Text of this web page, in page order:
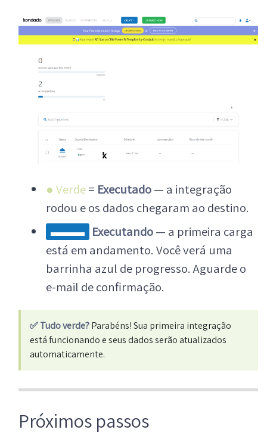
● Verde= Executado— a integração
rodou e os dados chegaram ao destino.
▬▬▬ Executando— a primeira carga
está em andamento. Você verá uma
barrinha azul de progresso. Aguarde o
e-mail de confirmação.
✅ Tudo verde?Parabéns! Sua primeira integração
está funcionando e seus dados serão atualizados
automaticamente.
Próximos passos